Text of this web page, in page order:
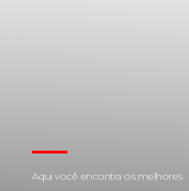
Aqui você encontra os melhores